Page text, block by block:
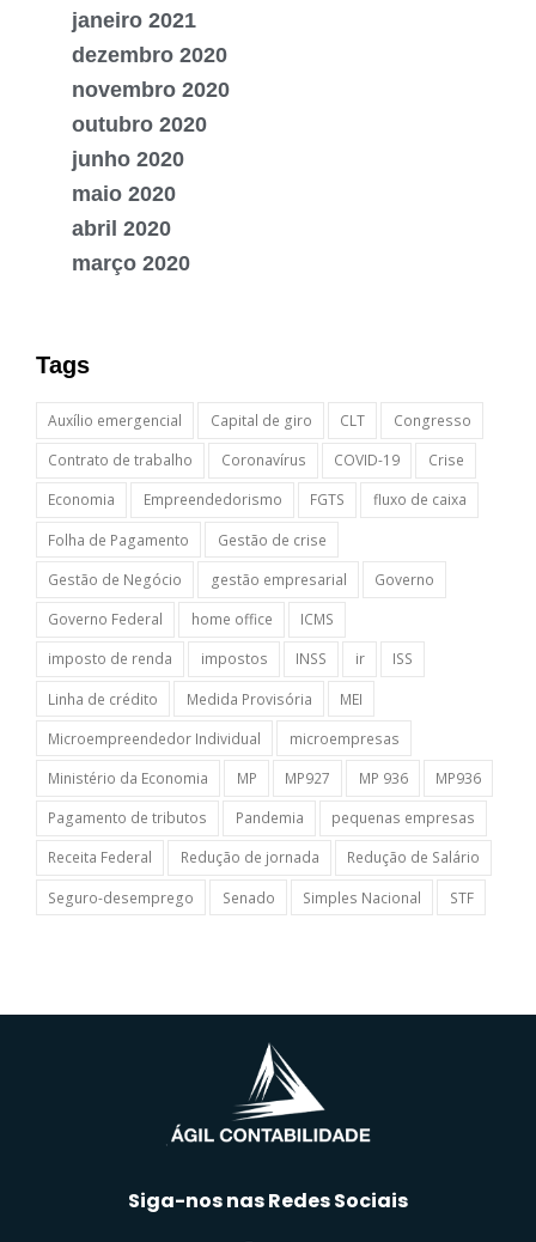
janeiro 2021
dezembro 2020
novembro 2020
outubro 2020
junho 2020
maio 2020
abril 2020
março 2020
Tags
Auxílio emergencial Capital de giro CLT
Congresso
Contrato de trabalho
Coronavírus COVID-19
Crise
Economia
Empreendedorismo FGTS
fluxo de caixa
Folha de Pagamento
Gestão de crise
Gestão de Negócio
gestão empresarial
Governo
Governo Federal
home office
ICMS
imposto de renda
impostos INSS ir
ISS
Linha de crédito
Medida Provisória
MEI
Microempreendedor Individual
microempresas
Ministério da Economia
MP MP927 MP 936
MP936
Pagamento de tributos
Pandemia
pequenas empresas
Receita Federal
Redução de jornada
Redução de Salário
Seguro-desemprego
Senado Simples Nacional STF
Siga-nos nas Redes Sociais